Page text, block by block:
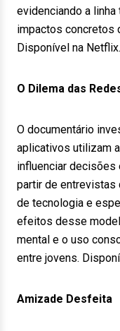
evidenciando a
impactos concretos
Disponível na Netflix.
O Dilema das
O documentário
aplicativos utilizam
influenciar decisões
partir de entrevistas
de tecnologia e
efeitos desse
mental e o uso
entre jovens.
Amizade Desfeita